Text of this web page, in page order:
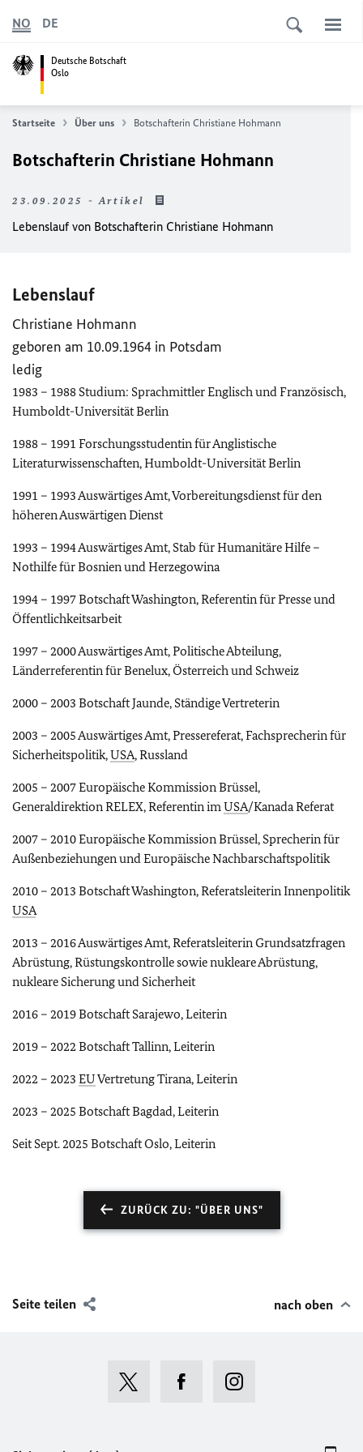
Deutsche Botschaft
Oslo
NO DE
Startseite Über uns Botschafterin Christiane Hohmann
Botschafterin Christiane Hohmann
23.09.2025 - Artikel
Lebenslauf von Botschafterin Christiane Hohmann
Lebenslauf
Christiane Hohmann
geboren am 10.09.1964 in Potsdam
ledig
1983 – 1988 Studium: Sprachmittler Englisch und Französisch,
Humboldt-Universität Berlin
1988 – 1991 Forschungsstudentin für Anglistische
Literaturwissenschaften, Humboldt-Universität Berlin
1991 – 1993 Auswärtiges Amt, Vorbereitungsdienst für den
höheren Auswärtigen Dienst
1993 – 1994 Auswärtiges Amt, Stab für Humanitäre Hilfe –
Nothilfe für Bosnien und Herzegowina
1994 – 1997 Botschaft Washington, Referentin für Presse und
Öffentlichkeitsarbeit
1997 – 2000 Auswärtiges Amt, Politische Abteilung,
Länderreferentin für Benelux, Österreich und Schweiz
2000 – 2003 Botschaft Jaunde, Ständige Vertreterin
2003 – 2005 Auswärtiges Amt, Pressereferat, Fachsprecherin für
Sicherheitspolitik,USA, Russland
2005 – 2007 Europäische Kommission Brüssel,
Generaldirektion RELEX, Referentin imUSA/Kanada Referat
2007 – 2010 Europäische Kommission Brüssel, Sprecherin für
Außenbeziehungen und Europäische Nachbarschaftspolitik
2010 – 2013 Botschaft Washington, Referatsleiterin Innenpolitik
USA
2013 – 2016 Auswärtiges Amt, Referatsleiterin Grundsatzfragen
Abrüstung, Rüstungskontrolle sowie nukleare Abrüstung,
nukleare Sicherung und Sicherheit
2016 – 2019 Botschaft Sarajewo, Leiterin
2019 – 2022 Botschaft Tallinn, Leiterin
2022 – 2023 EUVertretung Tirana, Leiterin
2023 – 2025 Botschaft Bagdad, Leiterin
Seit Sept. 2025 Botschaft Oslo, Leiterin
ZURÜCK ZU: "ÜBER UNS"
Seite teilen nach oben